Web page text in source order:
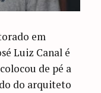
em
Luiz Canal é
de pé a
do arquiteto